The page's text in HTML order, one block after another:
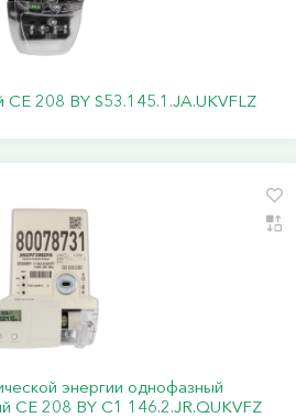
СЕ 208 BY S53.145.1.JA.UKVFLZ
энергии однофазный
СЕ 208 BY C1 146.2.JR.QUKVFZ